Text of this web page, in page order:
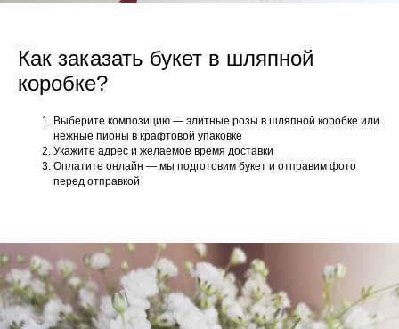
Как заказать букет в шляпной
коробке?
Выберите композицию — элитные розы в шляпной коробке или
нежные пионы в крафтовой упаковке
Укажите адрес и желаемое время доставки
Оплатите онлайн — мы подготовим букет и отправим фото
перед отправкой